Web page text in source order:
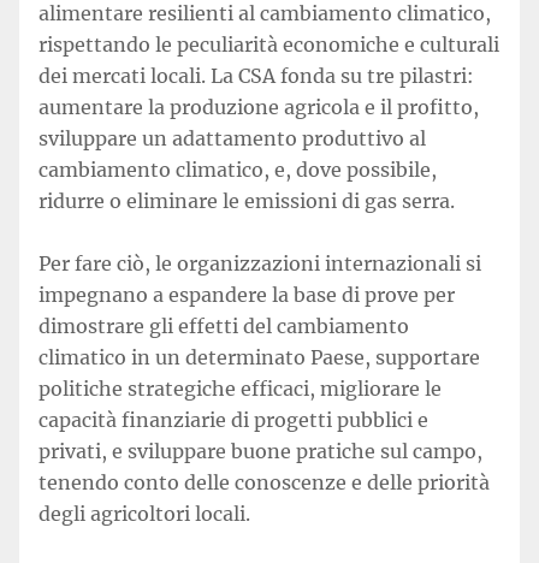
alimentare resilienti al cambiamento climatico,
rispettando le peculiarità economiche e culturali
dei mercati locali. La CSA fonda su tre pilastri:
aumentare la produzione agricola e il profitto,
sviluppare un adattamento produttivo al
cambiamento climatico, e, dove possibile,
ridurre o eliminare le emissioni di gas serra.
Per fare ciò, le organizzazioni internazionali si
impegnano a espandere la base di prove per
dimostrare gli effetti del cambiamento
climatico in un determinato Paese, supportare
politiche strategiche efficaci, migliorare le
capacità finanziarie di progetti pubblici e
privati, e sviluppare buone pratiche sul campo,
tenendo conto delle conoscenze e delle priorità
degli agricoltori locali.